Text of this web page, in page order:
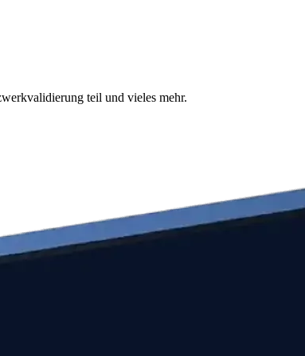
teil und vieles mehr.